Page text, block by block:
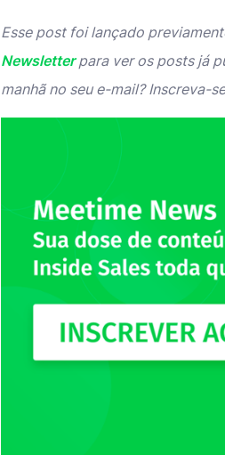
Esse post foi lançado
Newsletterpara ver os posts já
manhã no seu e-mail? Inscreva-